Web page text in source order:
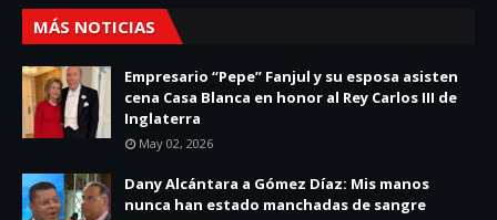
MÁS NOTICIAS
Empresario “Pepe” Fanjul y su esposa asisten
cena Casa Blanca en honor al Rey Carlos III de
Inglaterra
May 02, 2026
Dany Alcántara a Gómez Díaz: Mis manos
nunca han estado manchadas de sangre